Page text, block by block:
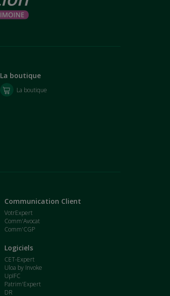
La boutique
La boutique
Communication Client
VotrExpert
Comm'Avocat
Comm'CGP
Logiciels
CET-Expert
Uloa by Invoke
UpIFC
Patrim'Expert
DR